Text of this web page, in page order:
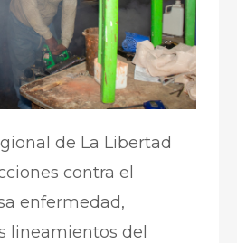
de La Libertad
contra el
enfermedad,
lineamientos del